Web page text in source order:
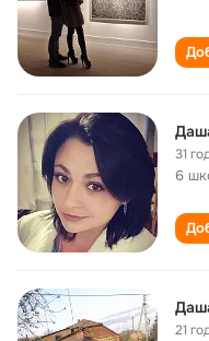
31
6
21